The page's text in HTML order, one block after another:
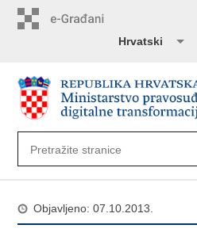
Hrvatski
Objavljeno: 07.10.2013.